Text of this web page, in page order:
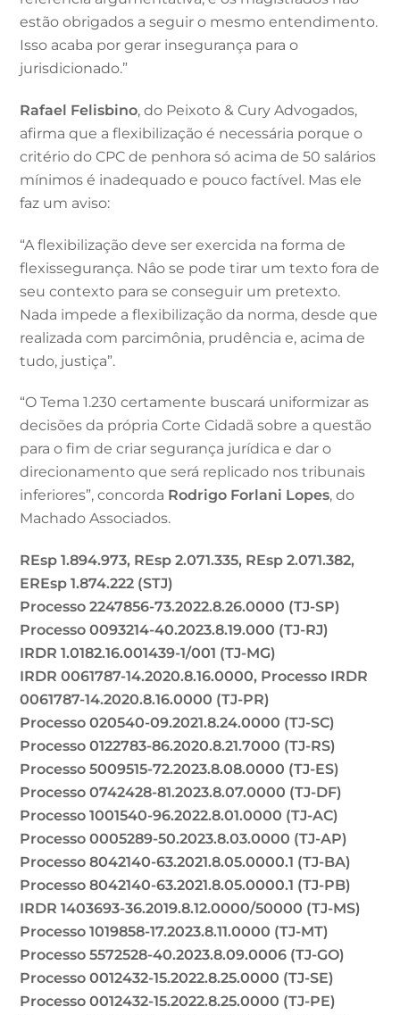
estão obrigados a seguir o mesmo entendimento.
Isso acaba por gerar insegurança para o
jurisdicionado.”
Rafael Felisbino, do Peixoto & Cury Advogados,
afirma que a flexibilização é necessária porque o
critério do CPC de penhora só acima de 50 salários
mínimos é inadequado e pouco factível. Mas ele
faz um aviso:
“A flexibilização deve ser exercida na forma de
flexissegurança. Nâo se pode tirar um texto fora de
seu contexto para se conseguir um pretexto.
Nada impede a flexibilização da norma, desde que
realizada com parcimônia, prudência e, acima de
tudo, justiça”.
“O Tema 1.230 certamente buscará uniformizar as
decisões da própria Corte Cidadã sobre a questão
para o fim de criar segurança jurídica e dar o
direcionamento que será replicado nos tribunais
inferiores”, concorda Rodrigo Forlani Lopes, do
Machado Associados.
REsp 1.894.973, REsp 2.071.335, REsp 2.071.382,
EREsp 1.874.222 (STJ)
Processo 2247856-73.2022.8.26.0000 (TJ-SP)
Processo 0093214-40.2023.8.19.000 (TJ-RJ)
IRDR 1.0182.16.001439-1/001 (TJ-MG)
IRDR 0061787-14.2020.8.16.0000, Processo IRDR
0061787-14.2020.8.16.0000 (TJ-PR)
Processo 020540-09.2021.8.24.0000 (TJ-SC)
Processo 0122783-86.2020.8.21.7000 (TJ-RS)
Processo 5009515-72.2023.8.08.0000 (TJ-ES)
Processo 0742428-81.2023.8.07.0000 (TJ-DF)
Processo 1001540-96.2022.8.01.0000 (TJ-AC)
Processo 0005289-50.2023.8.03.0000 (TJ-AP)
Processo 8042140-63.2021.8.05.0000.1 (TJ-BA)
Processo 8042140-63.2021.8.05.0000.1 (TJ-PB)
IRDR 1403693-36.2019.8.12.0000/50000 (TJ-MS)
Processo 1019858-17.2023.8.11.0000 (TJ-MT)
Processo 5572528-40.2023.8.09.0006 (TJ-GO)
Processo 0012432-15.2022.8.25.0000 (TJ-SE)
Processo 0012432-15.2022.8.25.0000 (TJ-PE)